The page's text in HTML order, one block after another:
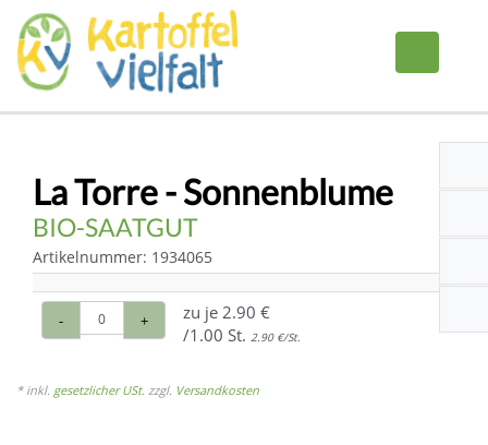
La Torre - Sonnenblume
BIO-SAATGUT
Artikelnummer: 1934065
- + zu je 2.90 €
/1.00 St. 2.90 €/St.
* inkl. gesetzlicher USt. zzgl. Versandkosten